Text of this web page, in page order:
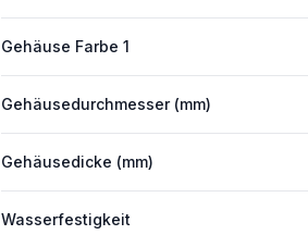
Gehäuse Farbe 1
Gehäusedurchmesser (mm)
Gehäusedicke (mm)
Wasserfestigkeit